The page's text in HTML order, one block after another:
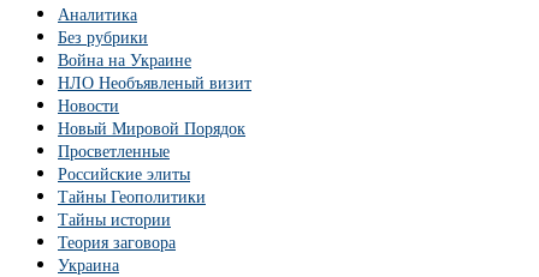
Аналитика
Без рубрики
Война на Украине
НЛО Необъявленый визит
Новости
Новый Мировой Порядок
Просветленные
Российские элиты
Тайны Геополитики
Тайны истории
Теория заговора
Украина